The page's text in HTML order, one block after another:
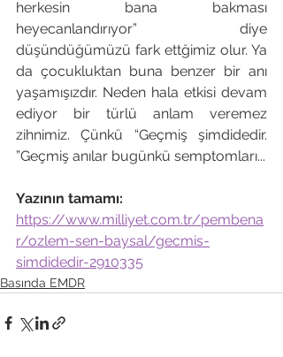
herkesin bana bakması
heyecanlandırıyor” diye
düşündüğümüzü fark ettğimiz olur. Ya
da çocukluktan buna benzer bir anı
yaşamışızdır. Neden hala etkisi devam
ediyor bir türlü anlam veremez
zihnimiz. Çünkü “Geçmiş şimdidedir.
”Geçmiş anılar bugünkü semptomları...
Yazının tamamı:
https://www.milliyet.com.tr/pembena
r/ozlem-sen-baysal/gecmis-
simdidedir-2910335
Basında EMDR